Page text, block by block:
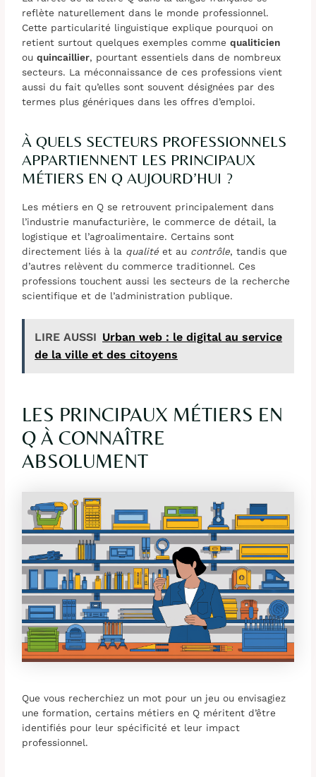
reflète naturellement dans le monde professionnel.
Cette particularité linguistique explique pourquoi on
retient surtout quelques exemples commequaliticien
ouquincaillier, pourtant essentiels dans de nombreux
secteurs. La méconnaissance de ces professions vient
aussi du fait qu’elles sont souvent désignées par des
termes plus génériques dans les offres d’emploi.
À QUELS SECTEURS PROFESSIONNELS
APPARTIENNENT LES PRINCIPAUX
MÉTIERS EN Q AUJOURD’HUI ?
Les métiers en Q se retrouvent principalement dans
l’industrie manufacturière, le commerce de détail, la
logistique et l’agroalimentaire. Certains sont
directement liés à la qualitéet au contrôle, tandis que
d’autres relèvent du commerce traditionnel. Ces
professions touchent aussi les secteurs de la recherche
scientifique et de l’administration publique.
LIRE AUSSI Urban web : le digital au service
de la ville et des citoyens
LES PRINCIPAUX MÉTIERS EN
Q À CONNAÎTRE
ABSOLUMENT
Que vous recherchiez un mot pour un jeu ou envisagiez
une formation, certains métiers en Q méritent d’être
identifiés pour leur spécificité et leur impact
professionnel.